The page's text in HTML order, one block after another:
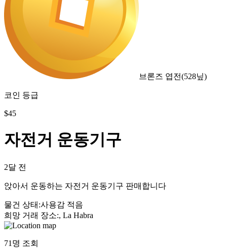
브론즈 엽전(528닢)
코인 등급
$45
자전거 운동기구
2달 전
앉아서 운동하는 자전거 운동기구 판매합니다
물건 상태 :사용감 적음
희망 거래 장소:, La Habra
71 명 조회